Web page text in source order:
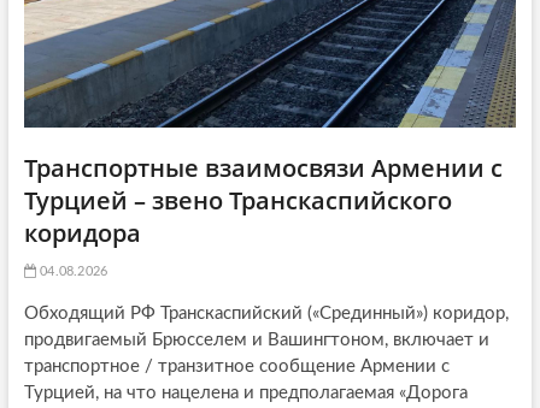
Транспортные взаимосвязи Армении с
Турцией – звено Транскаспийского
коридора
04.08.2026
Обходящий РФ Транскаспийский («Срединный») коридор,
продвигаемый Брюсселем и Вашингтоном, включает и
транспортное / транзитное сообщение Армении с
Турцией, на что нацелена и предполагаемая «Дорога